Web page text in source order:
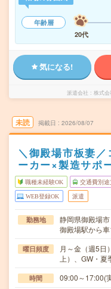
年齢層
20代
気になる!
派遣会社 株式会
未読 掲載日 2026/08/07
＼御殿場市板妻
ーカー×製造サポ
職種未経験OK 交通費別途
WEB登録OK 派遣
勤務地
静岡県御殿場市
御殿場駅から
曜日頻度
月～金（週5
上）、GW・
時間 09:00～17:00(